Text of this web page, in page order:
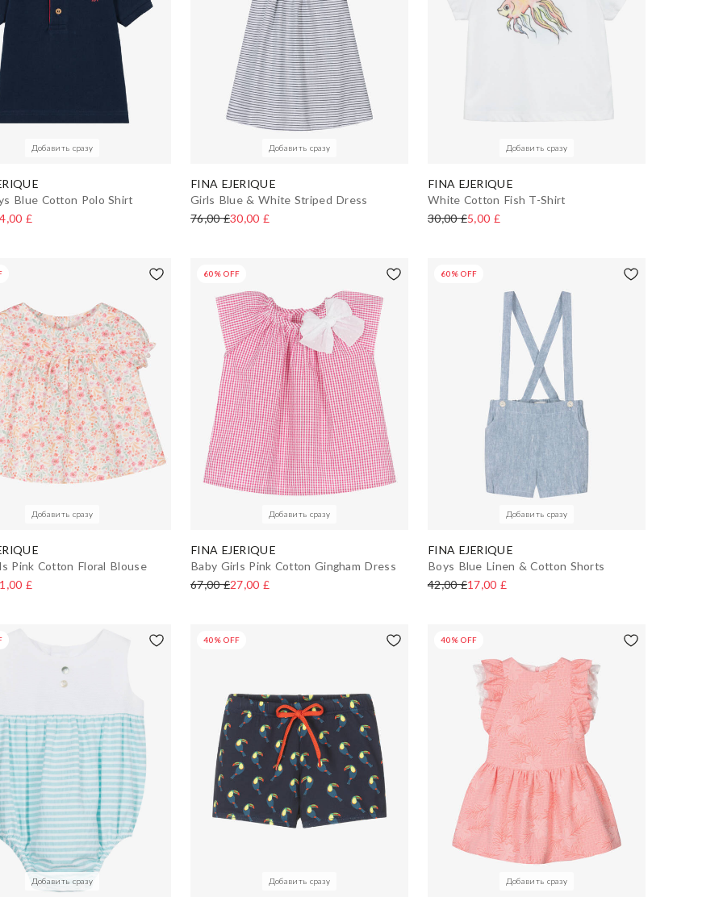
Добавить сразу
Blue Cotton Polo Shirt
£
Добавить сразу
FINA EJERIQUE
Girls Blue & White Striped Dress
76,00 £30,00 £
Добавить сразу
FINA EJERIQUE
White Cotton Fish T-Shirt
30,00 £5,00 £
Добавить сразу
Pink Cotton Floral Blouse
£
60% OFF
Добавить сразу
FINA EJERIQUE
Baby Girls Pink Cotton Gingham Dress
67,00 £27,00 £
60% OFF
Добавить сразу
FINA EJERIQUE
Boys Blue Linen & Cotton Shorts
42,00 £17,00 £
Добавить сразу
40% OFF
Добавить сразу
40% OFF
Добавить сразу